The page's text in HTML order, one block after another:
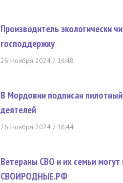
Производитель экологически
господдержку
26 Ноября 2024 / 16:48
В Мордовии подписан
деятелей
26 Ноября 2024 / 16:44
Ветераны СВО и их семьи
СВОИРОДНЫЕ.РФ